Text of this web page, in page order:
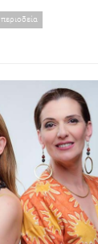
περιοδεία